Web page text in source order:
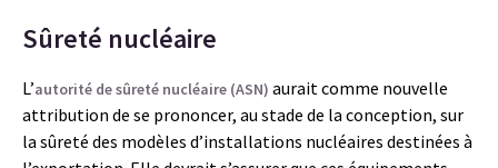
Sûreté nucléaire
L’autorité de sûreté nucléaire (ASN) aurait comme nouvelle
attribution de se prononcer, au stade de la conception, sur
la sûreté des modèles d’installations nucléaires destinées à